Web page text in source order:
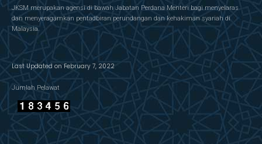
JKSM merupakan agensi di bawah Jabatan Perdana Menteri bagi menyelaras
dan menyeragamkan pentadbiran perundangan dan kehakiman syariah di
Malaysia.
Last Updated on February 7, 2022
Jumlah Pelawat